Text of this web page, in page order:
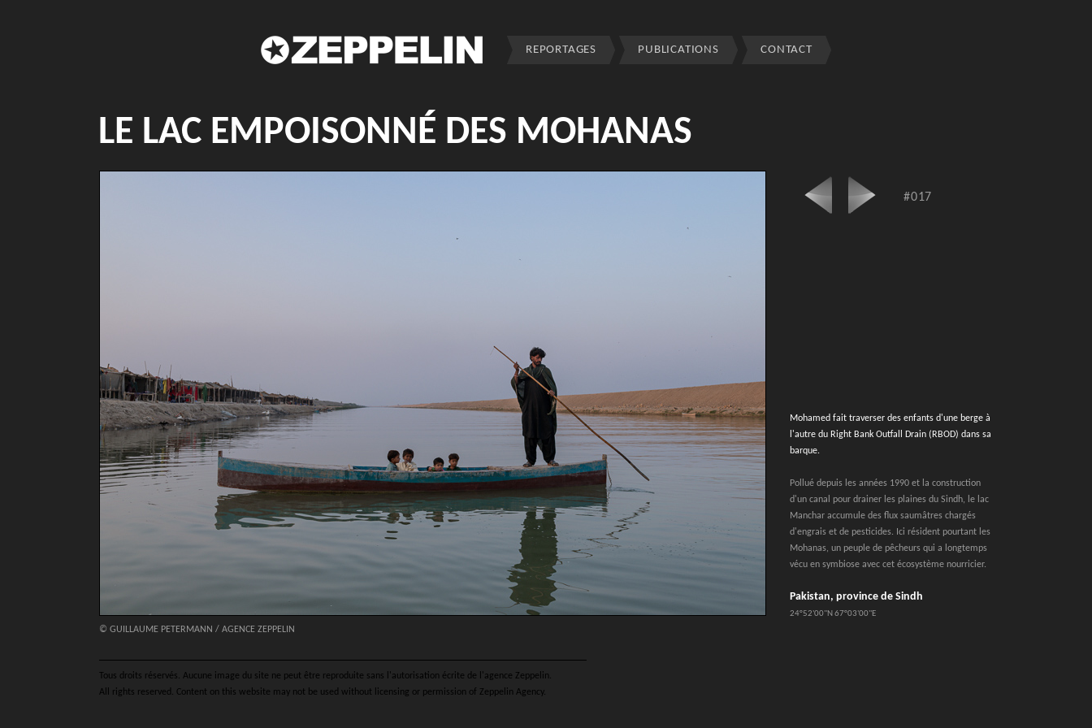
REPORTAGES PUBLICATIONS CONTACT
LE LAC EMPOISONNÉ DES MOHANAS
#017
Mohamed fait traverser des enfants d'une berge à
l'autre du Right Bank Outfall Drain (RBOD) dans sa
barque.
Pollué depuis les années 1990 et la construction
d'un canal pour drainer les plaines du Sindh, le lac
Manchar accumule des flux saumâtres chargés
d'engrais et de pesticides. Ici résident pourtant les
Mohanas, un peuple de pêcheurs qui a longtemps
vécu en symbiose avec cet écosystème nourricier.
Pakistan, province de Sindh
24°52'00''N 67°03'00''E
© GUILLAUME PETERMANN / AGENCE ZEPPELIN
Tous droits réservés. Aucune image du site ne peut être reproduite sans l'autorisation écrite de l'agence Zeppelin.
All rights reserved. Content on this website may not be used without licensing or permission of Zeppelin Agency.